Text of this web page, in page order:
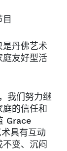
丹佛艺术
庭友好型活
我们努力继
的信任和
Grace
具有互动
变、沉闷